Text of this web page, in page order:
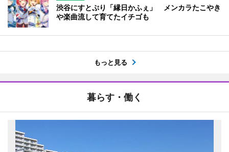
渋谷にすとぷり「縁日かふぇ」 メンカラたこやき
や楽曲流して育てたイチゴも
もっと見る
暮らす・働く